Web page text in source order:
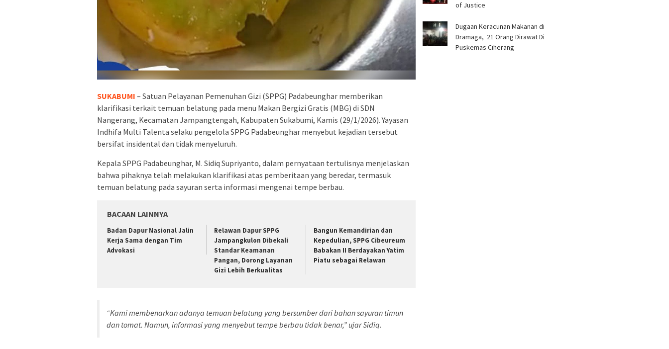
SUKABUMI – Satuan Pelayanan Pemenuhan Gizi (SPPG) Padabeunghar memberikan
klarifikasi terkait temuan belatung pada menu Makan Bergizi Gratis (MBG) di SDN
Nangerang, Kecamatan Jampangtengah, Kabupaten Sukabumi, Kamis (29/1/2026). Yayasan
Indhifa Multi Talenta selaku pengelola SPPG Padabeunghar menyebut kejadian tersebut
bersifat insidental dan tidak menyeluruh.
Kepala SPPG Padabeunghar, M. Sidiq Supriyanto, dalam pernyataan tertulisnya menjelaskan
bahwa pihaknya telah melakukan klarifikasi atas pemberitaan yang beredar, termasuk
temuan belatung pada sayuran serta informasi mengenai tempe berbau.
BACAAN LAINNYA
Badan Dapur Nasional Jalin
Kerja Sama dengan Tim
Advokasi
Relawan Dapur SPPG
Jampangkulon Dibekali
Standar Keamanan
Pangan, Dorong Layanan
Gizi Lebih Berkualitas
Bangun Kemandirian dan
Kepedulian, SPPG Cibeureum
Babakan II Berdayakan Yatim
Piatu sebagai Relawan
“Kami membenarkan adanya temuan belatung yang bersumber dari bahan sayuran timun
dan tomat. Namun, informasi yang menyebut tempe berbau tidak benar,” ujar Sidiq.
of Justice
‎Dugaan Keracunan Makanan di
Dramaga, 21 Orang Dirawat Di
Puskemas Ciherang ‎